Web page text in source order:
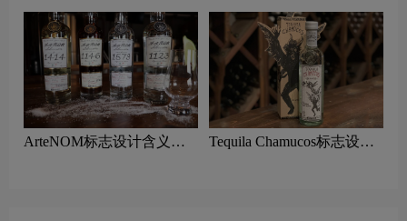
ArteNOM标志设计含义及
Tequila Chamucos标志设计